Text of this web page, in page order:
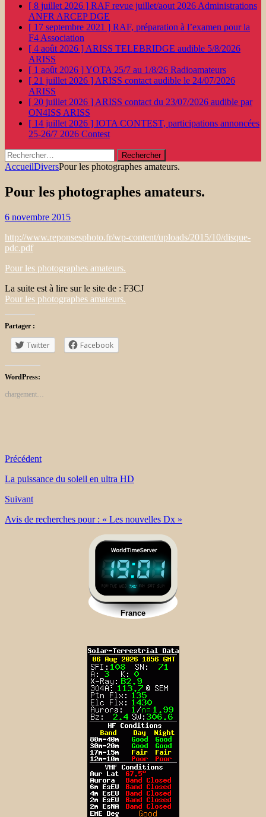
[ 8 juillet 2026 ] RAF revue juillet/aout 2026 Administrations
ANFR ARCEP DGE
[ 17 septembre 2021 ] RAF, préparation à l’examen pour la
F4 Association
[ 4 août 2026 ] ARISS TELEBRIDGE audible 5/8/2026
ARISS
[ 1 août 2026 ]YOTA 25/7 au 1/8/26 Radioamateurs
[ 21 juillet 2026 ] ARISS contact audible le 24/07/2026
ARISS
[ 20 juillet 2026 ] ARISS contact du 23/07/2026 audible par
ON4ISS ARISS
[ 14 juillet 2026 ] IOTA CONTEST, participations annoncées
25-26/7 2026 Contest
Rechercher :
AccueilDiversPour les photographes amateurs.
Pour les photographes amateurs.
6 novembre 2015
http://www.reponsesphoto.fr/wp-content/uploads/2015/10/disque-
pdc.pdf
Pour les photographes amateurs.
La suite est à lire sur le site de : F3CJ
Pour les photographes amateurs.
Partager :
Twitter Facebook
WordPress:
chargement…
Précédent
La puissance du soleil en ultra HD
Suivant
Avis de recherches pour : « Les nouvelles Dx »